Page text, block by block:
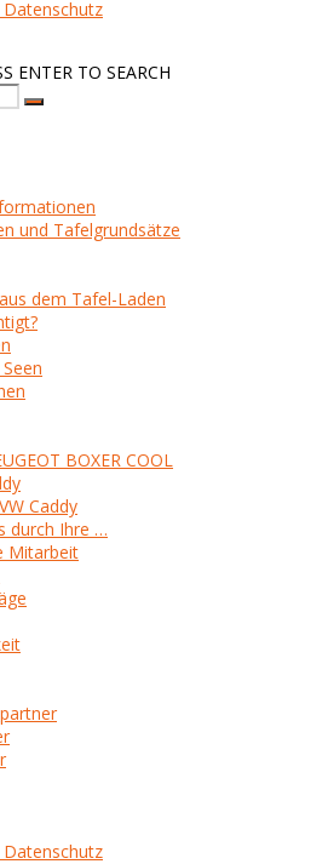
ENTER TO SEARCH
und Tafelgrundsätze
dem Tafel-Laden
BOXER COOL
Caddy
durch Ihre …
Mitarbeit